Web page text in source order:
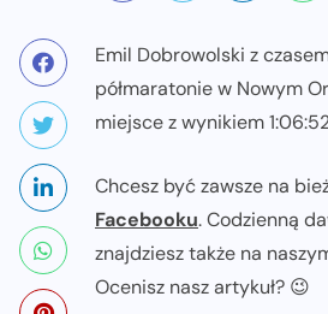
Emil Dobrowolski z
półmaratonie w Nowym
miejsce z wynikiem
Chcesz być zawsze na
Facebooku. Codzienną
znajdziesz także na
Ocenisz nasz artykuł? 😉